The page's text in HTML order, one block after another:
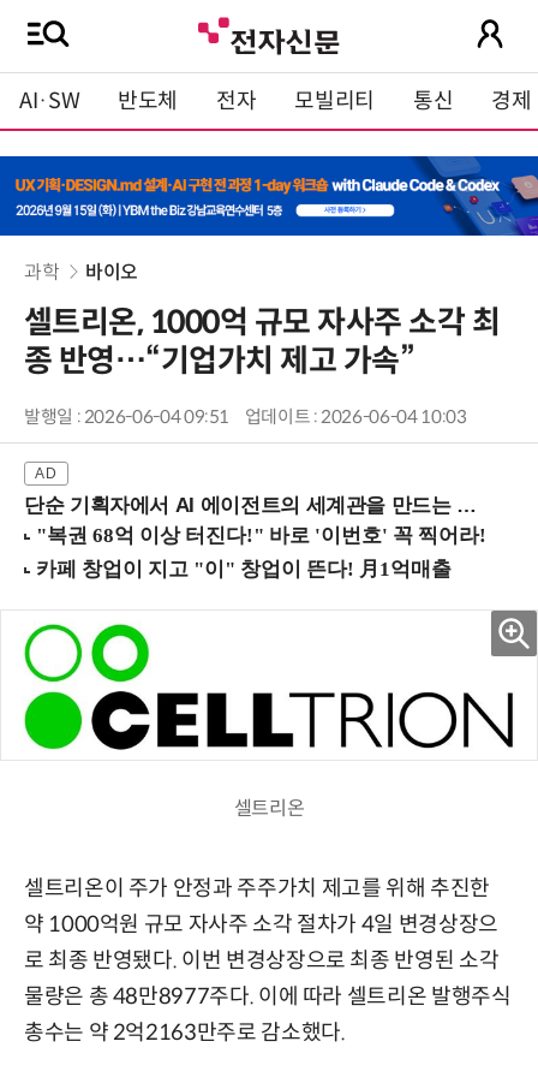
AI·SW 반도체 전자 모빌리티 통신 경제
과학 바이오
셀트리온, 1000억 규모 자사주 소각 최
종 반영…“기업가치 제고 가속”
발행일 : 2026-06-04 09:51 업데이트 : 2026-06-04 10:03
단순 기획자에서 AI 에이전트의 세계관을 만드는 지식 설계자로.. (8/20 강남역)
셀트리온
셀트리온이 주가 안정과 주주가치 제고를 위해 추진한
약 1000억원 규모 자사주 소각 절차가 4일 변경상장으
로 최종 반영됐다. 이번 변경상장으로 최종 반영된 소각
물량은 총 48만8977주다. 이에 따라 셀트리온 발행주식
총수는 약 2억2163만주로 감소했다.